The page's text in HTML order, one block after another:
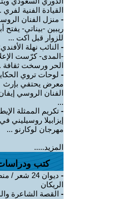
القيادة الفنية لفري
- منزل الفنان
ريبين -بيناتي- يفتح
للزوار قبل اكت ...
- النائب نهلة
-المدى- كرّست
الحر ورسخت ثقافة
- لوحات تروي
معرض يحتفي بإرث
الفنان الروسي
...
- تكريم الممثلة
إيزابيلا روسيليني في
مهرجان لوكارنو ...
المزيد.....
كتب
-
ديوان 24 شعر /
الريكان
- القصة الشاعرة